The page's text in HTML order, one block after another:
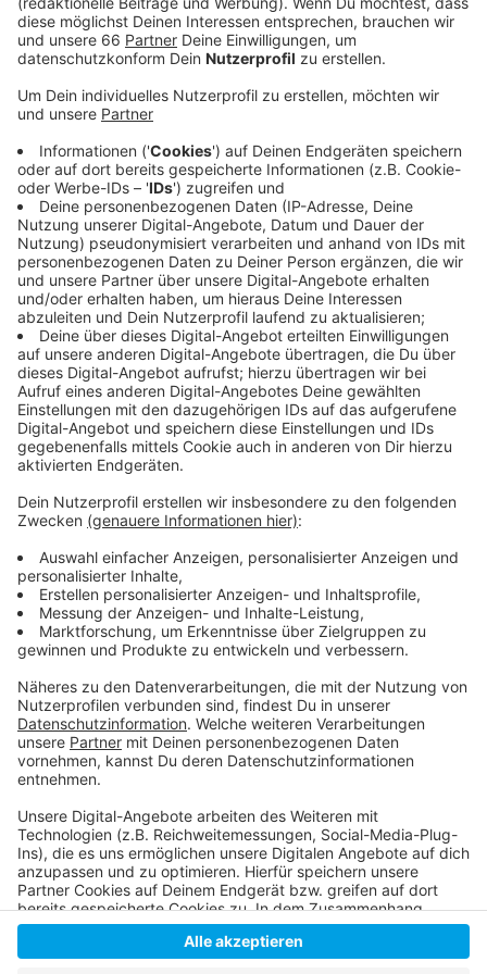
Anzeige
Der Reisholzer Hafen soll perspektivisch ausgebaut
werden. Es gibt mehrere leerstehende Grundstücke.
Das, um das es jetzt geht, liegt auf der Reisholzer
Werfftstraße. Es ist so groß wie zehn Fußballfelder.
Das Gelände wurde früher von der Post genutzt. Der
Großteil der alten Gebäude soll abgerissen werden.
Stattdessen ist dort ein Campus ähnliches Ensemble
geplant mit unterschiedlich großen Hallen für
Gewerbebetriebe, Handwerksunternehmen und Firmen
aus der Logistikbranche. Auf dem Gelände soll es auch
viel Grün geben, unter anderem auf den Dächern der
Neubauten.
Anzeige
Weitere Infos und Links zum Thema
Neue Bürohäuser in Düsseldorf Heerdt geplant
Anzeige
Anzeige